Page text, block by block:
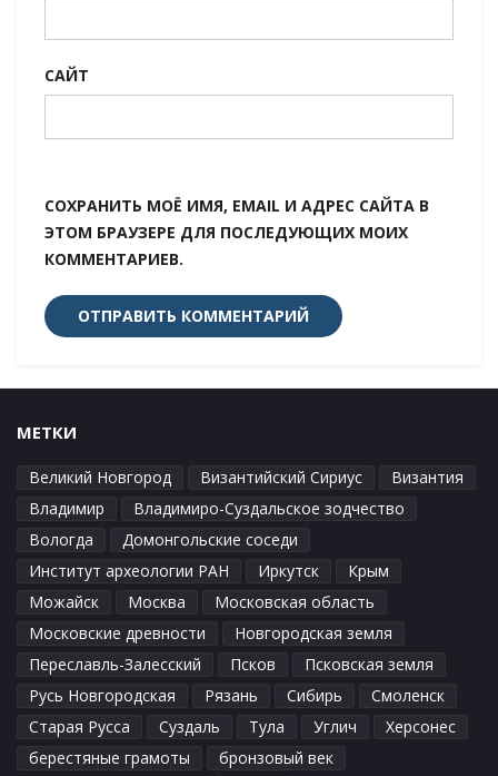
САЙТ
СОХРАНИТЬ МОЁ ИМЯ, EMAIL И АДРЕС САЙТА В
ЭТОМ БРАУЗЕРЕ ДЛЯ ПОСЛЕДУЮЩИХ МОИХ
КОММЕНТАРИЕВ.
МЕТКИ
Великий Новгород Византийский Сириус
Византия
Владимир
Владимиро-Суздальское зодчество
Вологда
Домонгольские соседи
Институт археологии РАН
Иркутск
Крым
Можайск
Москва
Московская область
Московские древности
Новгородская земля
Переславль-Залесский
Псков
Псковская земля
Русь Новгородская
Рязань Сибирь
Смоленск
Старая Русса
Суздаль Тула Углич
Херсонес
берестяные грамоты
бронзовый век